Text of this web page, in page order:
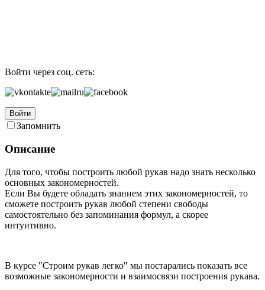
Войти через соц. сеть:
Войти
Запомнить
Описание
Для того, чтобы построить любой рукав надо знать несколько
основных закономерностей.
Если Вы будете обладать знанием этих закономерностей, то
сможете построить рукав любой степени свободы
самостоятельно без запоминания формул, а скорее
интуитивно.
В курсе "Строим рукав легко" мы постарались показать все
возможные закономерности и взаимосвязи построения рукава.